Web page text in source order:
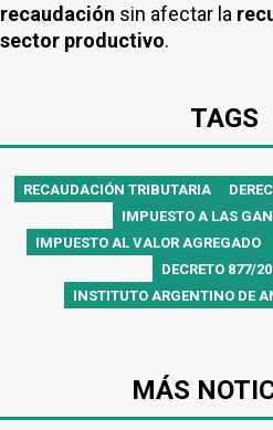
recaudación sin afectar la
sector productivo.
TAGS
RECAUDACIÓN TRIBUTARIA
IMPUESTO A LAS
IMPUESTO AL VALOR AGREGADO
DECRETO 877/
INSTITUTO ARGENTINO DE
MÁS